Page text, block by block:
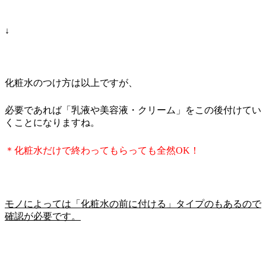
↓
化粧水のつけ方は以上ですが、
必要であれば「乳液や美容液・クリーム」をこの後付けてい
くことになりますね。
＊化粧水だけで終わってもらっても全然OK！
モノによっては「化粧水の前に付ける」タイプのもあるので
確認が必要です。